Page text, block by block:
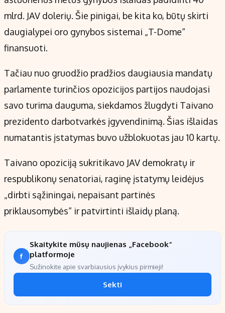
mlrd. JAV dolerių. Šie pinigai, be kita ko, būtų skirti
daugialypei oro gynybos sistemai „T-Dome“
finansuoti.
Tačiau nuo gruodžio pradžios daugiausia mandatų
parlamente turinčios opozicijos partijos naudojasi
savo turima dauguma, siekdamos žlugdyti Taivano
prezidento darbotvarkės įgyvendinimą. Šias išlaidas
numatantis įstatymas buvo užblokuotas jau 10 kartų.
Taivano opoziciją sukritikavo JAV demokratų ir
respublikonų senatoriai, raginę įstatymų leidėjus
„dirbti sąžiningai, nepaisant partinės
priklausomybės“ ir patvirtinti išlaidų planą.
Skaitykite mūsų naujienas „Facebook“
platformoje
Sužinokite apie svarbiausius įvykius pirmieji!
Sekti